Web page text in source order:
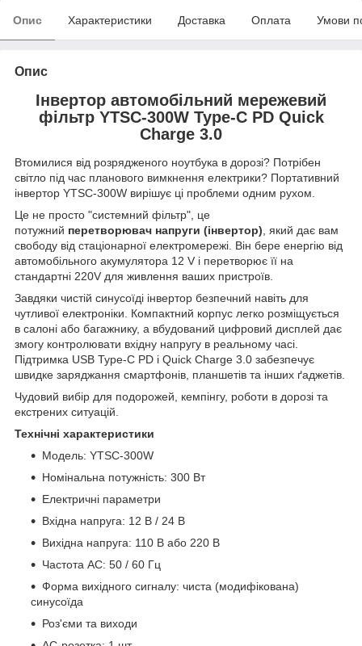
Опис Характеристики Доставка Оплата Умови
Опис
Інвертор автомобільний мережевий
фільтр YTSC-300W Type-C PD Quick
Charge 3.0
Втомилися від розрядженого ноутбука в дорозі? Потрібен
світло під час планового вимкнення електрики? Портативний
інвертор YTSC-300W вирішує ці проблеми одним рухом.
Це не просто "системний фільтр", це
потужний перетворювач напруги (інвертор), який дає вам
свободу від стаціонарної електромережі. Він бере енергію від
автомобільного акумулятора 12 V і перетворює її на
стандартні 220V для живлення ваших пристроїв.
Завдяки чистій синусоїді інвертор безпечний навіть для
чутливої електроніки. Компактний корпус легко розміщується
в салоні або багажнику, а вбудований цифровий дисплей дає
змогу контролювати вхідну напругу в реальному часі.
Підтримка USB Type-C PD і Quick Charge 3.0 забезпечує
швидке заряджання смартфонів, планшетів та інших ґаджетів.
Чудовий вибір для подорожей, кемпінгу, роботи в дорозі та
екстрених ситуацій.
Технічні характеристики
Модель: YTSC-300W
Номінальна потужність: 300 Вт
Електричні параметри
Вхідна напруга: 12 В / 24 В
Вихідна напруга: 110 В або 220 В
Частота AC: 50 / 60 Гц
Форма вихідного сигналу: чиста (модифікована)
синусоїда
Роз'єми та виходи